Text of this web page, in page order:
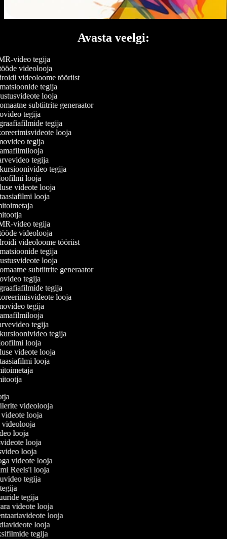
Avasta veelgi:
video tegija
videolooja
videoloome tööriist
tegija
looja
subtiitrite generaator
tegija
tegija
looja
tegija
tegija
tegija
looja
videote looja
looja
video tegija
videolooja
videoloome tööriist
tegija
looja
subtiitrite generaator
tegija
tegija
looja
tegija
tegija
tegija
looja
videote looja
looja
videolooja
videote looja
videolooja
looja
looja
looja
videote looja
Reels'i looja
tegija
tegija
videote looja
looja
looja
tegija